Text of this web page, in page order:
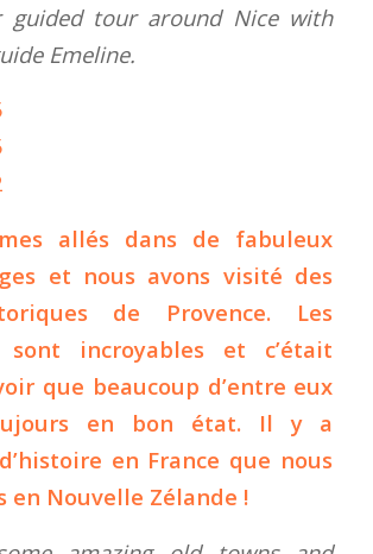
guided tour around Nice with
Emeline.
allés dans de fabuleux
et nous avons visité des
de Provence. Les
sont incroyables et c’était
que beaucoup d’entre eux
en bon état. Il y a
en France que nous
en Nouvelle Zélande !